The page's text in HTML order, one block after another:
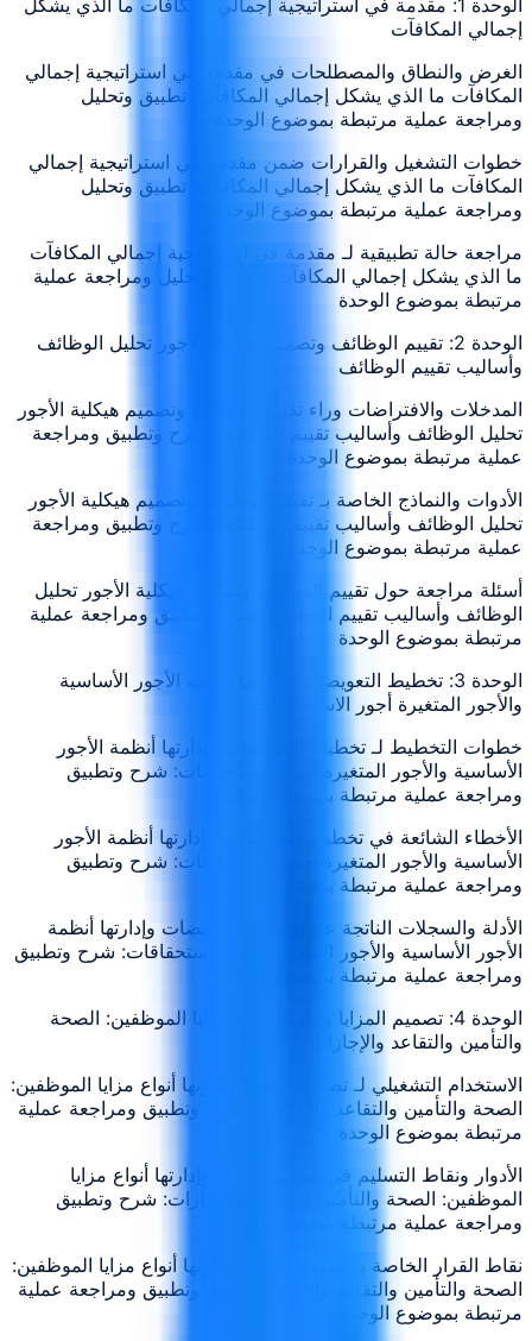
إجمالي المكافآت
الغرض والنطاق والمصطلحات في مقدمة في استراتيجية إجمالي
المكافآت ما الذي يشكل إجمالي المكافآت: تطبيق وتحليل
ومراجعة عملية مرتبطة بموضوع الوحدة
خطوات التشغيل والقرارات ضمن مقدمة في استراتيجية إجمالي
المكافآت ما الذي يشكل إجمالي المكافآت: تطبيق وتحليل
ومراجعة عملية مرتبطة بموضوع الوحدة
مراجعة حالة تطبيقية لـ مقدمة في استراتيجية إجمالي المكافآت
ما الذي يشكل إجمالي المكافآت: تطبيق وتحليل ومراجعة عملية
مرتبطة بموضوع الوحدة
الوحدة 2: تقييم الوظائف وتصميم هيكلية الأجور تحليل الوظائف
وأساليب تقييم الوظائف
المدخلات والافتراضات وراء تقييم الوظائف وتصميم هيكلية الأجور
تحليل الوظائف وأساليب تقييم الوظائف: شرح وتطبيق ومراجعة
عملية مرتبطة بموضوع الوحدة
الأدوات والنماذج الخاصة بـ تقييم الوظائف وتصميم هيكلية الأجور
تحليل الوظائف وأساليب تقييم الوظائف: شرح وتطبيق ومراجعة
عملية مرتبطة بموضوع الوحدة
أسئلة مراجعة حول تقييم الوظائف وتصميم هيكلية الأجور تحليل
الوظائف وأساليب تقييم الوظائف: شرح وتطبيق ومراجعة عملية
مرتبطة بموضوع الوحدة
الوحدة 3: تخطيط التعويضات وإدارتها أنظمة الأجور الأساسية
والأجور المتغيرة أجور الاستحقاقات
خطوات التخطيط لـ تخطيط التعويضات وإدارتها أنظمة الأجور
الأساسية والأجور المتغيرة أجور الاستحقاقات: شرح وتطبيق
ومراجعة عملية مرتبطة بموضوع الوحدة
الأخطاء الشائعة في تخطيط التعويضات وإدارتها أنظمة الأجور
الأساسية والأجور المتغيرة أجور الاستحقاقات: شرح وتطبيق
ومراجعة عملية مرتبطة بموضوع الوحدة
الأدلة والسجلات الناتجة عن تخطيط التعويضات وإدارتها أنظمة
الأجور الأساسية والأجور المتغيرة أجور الاستحقاقات: شرح وتطبيق
ومراجعة عملية مرتبطة بموضوع الوحدة
الوحدة 4: تصميم المزايا وإدارتها أنواع مزايا الموظفين: الصحة
والتأمين والتقاعد والإجازات
الاستخدام التشغيلي لـ تصميم المزايا وإدارتها أنواع مزايا الموظفين:
الصحة والتأمين والتقاعد والإجازات: شرح وتطبيق ومراجعة عملية
مرتبطة بموضوع الوحدة
الأدوار ونقاط التسليم في تصميم المزايا وإدارتها أنواع مزايا
الموظفين: الصحة والتأمين والتقاعد والإجازات: شرح وتطبيق
ومراجعة عملية مرتبطة بموضوع الوحدة
نقاط القرار الخاصة بـ تصميم المزايا وإدارتها أنواع مزايا الموظفين:
الصحة والتأمين والتقاعد والإجازات: شرح وتطبيق ومراجعة عملية
مرتبطة بموضوع الوحدة